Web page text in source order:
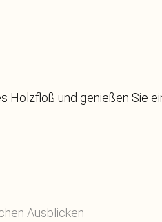
Holzfloß und genießen Sie